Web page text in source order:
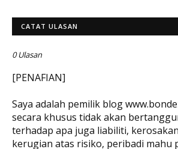
CATAT ULASAN
0 Ulasan
[PENAFIAN]
Saya adalah pemilik blog
secara khusus tidak akan
terhadap apa juga liabiliti,
kerugian atas risiko, peribadi mahu